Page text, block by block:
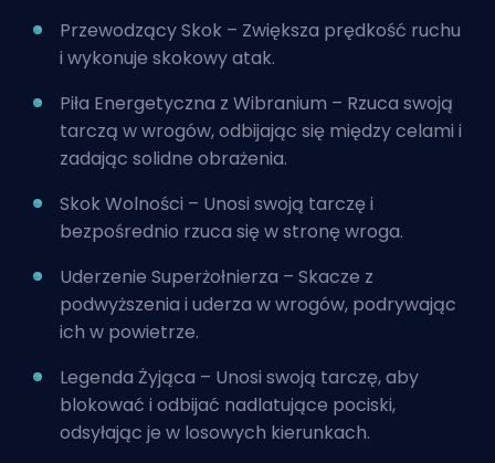
Przewodzący Skok – Zwiększa prędkość ruchu
i wykonuje skokowy atak.
Piła Energetyczna z Wibranium – Rzuca swoją
tarczą w wrogów, odbijając się między celami i
zadając solidne obrażenia.
Skok Wolności – Unosi swoją tarczę i
bezpośrednio rzuca się w stronę wroga.
Uderzenie Superżołnierza – Skacze z
podwyższenia i uderza w wrogów, podrywając
ich w powietrze.
Legenda Żyjąca – Unosi swoją tarczę, aby
blokować i odbijać nadlatujące pociski,
odsyłając je w losowych kierunkach.